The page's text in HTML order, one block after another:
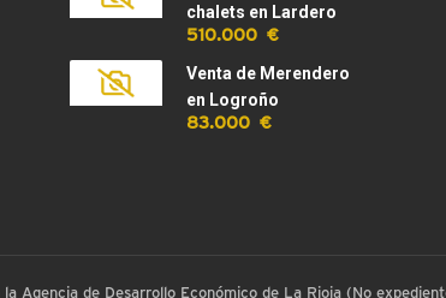
chalets en Lardero
510.000 €
Venta de Merendero
en Logroño
83.000 €
Agencia de Desarrollo Económico de La Rioja (No